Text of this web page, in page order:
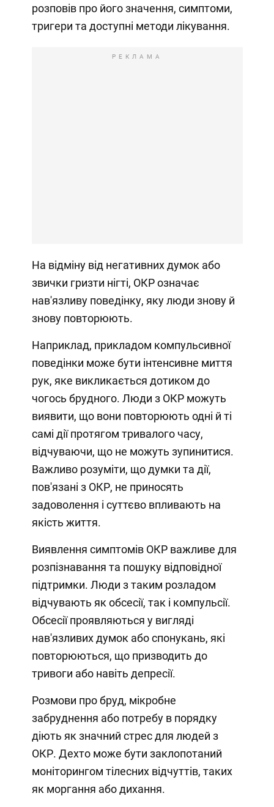
розповів про його значення, симптоми,
тригери та доступні методи лікування.
РЕКЛАМА
На відміну від негативних думок або
звички гризти нігті, ОКР означає
нав'язливу поведінку, яку люди знову й
знову повторюють.
Наприклад, прикладом компульсивної
поведінки може бути інтенсивне миття
рук, яке викликається дотиком до
чогось брудного. Люди з ОКР можуть
виявити, що вони повторюють одні й ті
самі дії протягом тривалого часу,
відчуваючи, що не можуть зупинитися.
Важливо розуміти, що думки та дії,
пов'язані з ОКР, не приносять
задоволення і суттєво впливають на
якість життя.
Виявлення симптомів ОКР важливе для
розпізнавання та пошуку відповідної
підтримки. Люди з таким розладом
відчувають як обсесії, так і компульсії.
Обсесії проявляються у вигляді
нав'язливих думок або спонукань, які
повторюються, що призводить до
тривоги або навіть депресії.
Розмови про бруд, мікробне
забруднення або потребу в порядку
діють як значний стрес для людей з
ОКР. Дехто може бути заклопотаний
моніторингом тілесних відчуттів, таких
як моргання або дихання.